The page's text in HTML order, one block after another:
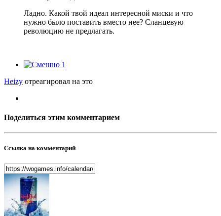
Ладно. Какой твой идеал интересной миски и что
нужно было поставить вместо нее? Сланцевую
революцию не предлагать.
1
Heizy отреагировал на это
Поделиться этим комментарием
Ссылка на комментарий